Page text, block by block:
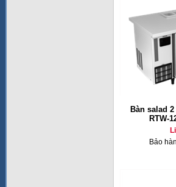
Bàn salad
RTW-
Bảo